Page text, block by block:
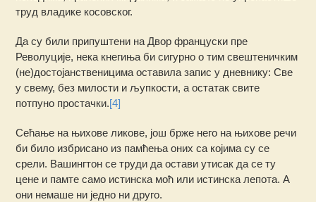
труд владике косовског.
Да су били припуштени на Двор француски пре
Револуције, нека кнегиња би сигурно о тим свештеничким
(не)достојанственицима оставила запис у дневнику: Све
у свему, без милости и љупкости, а остатак свите
потпуно простачки.[4]
Сећање на њихове ликове, још брже него на њихове речи
би било избрисано из памћења оних са којима су се
срели. Вашингтон се труди да остави утисак да се ту
цене и памте само истинска моћ или истинска лепота. А
они немаше ни једно ни друго.